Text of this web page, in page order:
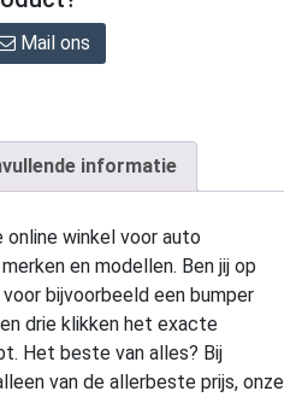
Mail ons
informatie
online winkel voor auto
en modellen. Ben jij op
bijvoorbeeld een bumper
drie klikken het exacte
Het beste van alles? Bij
van de allerbeste prijs, onze